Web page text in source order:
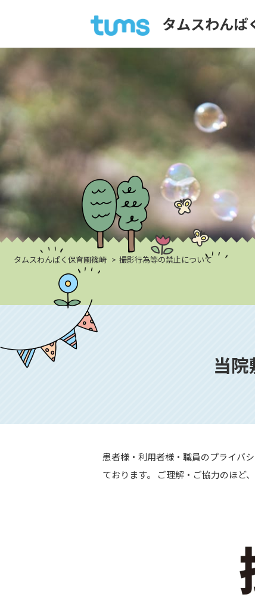
タムスわんぱ
タムスわんぱく保育園篠崎 撮影行為等の禁止について
当
患者様・利用者様・職員のプライバ
ております。 ご理解・ご協力のほど